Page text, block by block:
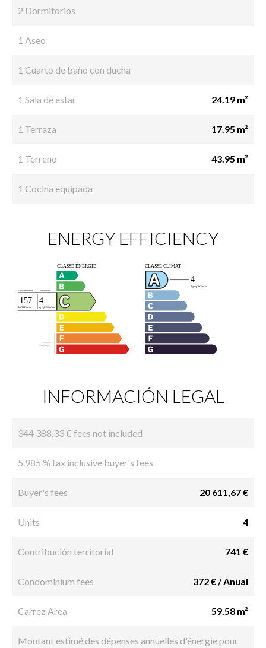
2 Dormitorios
1 Aseo
1 Cuarto de baño con ducha
1 Sala de estar 24.19 m²
1 Terraza 17.95 m²
1 Terreno 43.95 m²
1 Cocina equipada
ENERGY EFFICIENCY
INFORMACIÓN LEGAL
344 388,33 € fees not included
5.985 % tax inclusive buyer's fees
Buyer's fees 20 611,67 €
Units 4
Contribución territorial 741 €
Condominium fees 372 € / Anual
Carrez Area 59.58 m²
Montant estimé des dépenses annuelles d'énergie pour